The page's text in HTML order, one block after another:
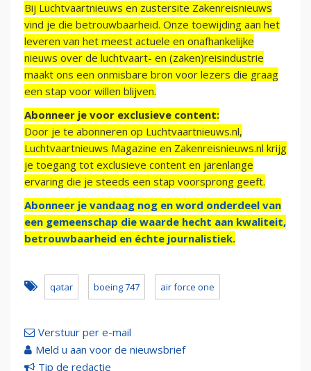
Bij Luchtvaartnieuws en zustersite Zakenreisnieuws
vind je die betrouwbaarheid. Onze toewijding aan het
leveren van het meest actuele en onafhankelijke
nieuws over de luchtvaart- en (zaken)reisindustrie
maakt ons een onmisbare bron voor lezers die graag
een stap voor willen blijven.
Abonneer je voor exclusieve content:
Door je te abonneren op Luchtvaartnieuws.nl,
Luchtvaartnieuws Magazine en Zakenreisnieuws.nl krijg
je toegang tot exclusieve content en jarenlange
ervaring die je steeds een stap voorsprong geeft.
Abonneer je vandaag nog en word onderdeel van
een gemeenschap die waarde hecht aan kwaliteit,
betrouwbaarheid en échte journalistiek.
qatar boeing 747 air force one
Verstuur per e-mail
Meld u aan voor de nieuwsbrief
Tip de redactie